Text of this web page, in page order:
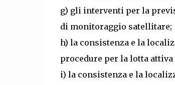
g) gli interventi per la
di monitoraggio satellitare;
h) la consistenza e la
procedure per la lotta
i) la consistenza e la